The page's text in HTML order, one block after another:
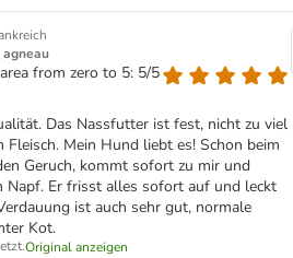
from zero to 5: 5/5
Das Nassfutter ist fest, nicht zu viel
Fleisch. Mein Hund liebt es! Schon beim
Geruch, kommt sofort zu mir und
Er frisst alles sofort auf und leckt
ist auch sehr gut, normale
Kot.
Original anzeigen